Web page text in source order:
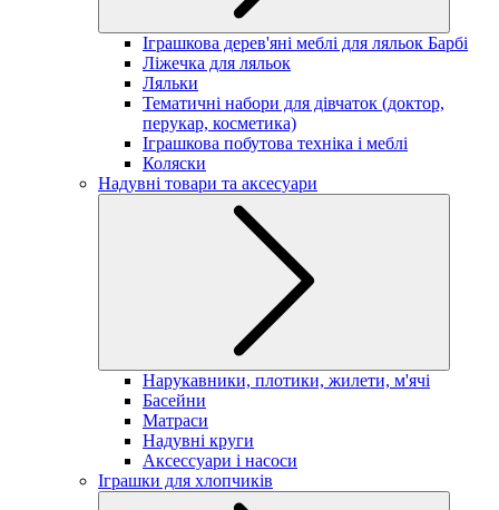
Іграшкова дерев'яні меблі для ляльок Барбі
Ліжечка для ляльок
Ляльки
Тематичні набори для дівчаток (доктор,
перукар, косметика)
Іграшкова побутова техніка і меблі
Коляски
Надувні товари та аксесуари
Нарукавники, плотики, жилети, м'ячі
Басейни
Матраси
Надувні круги
Аксессуари і насоси
Іграшки для хлопчиків